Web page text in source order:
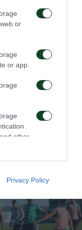
or
or app.
other
Privacy Policy
προπόνηση για
λίστα για